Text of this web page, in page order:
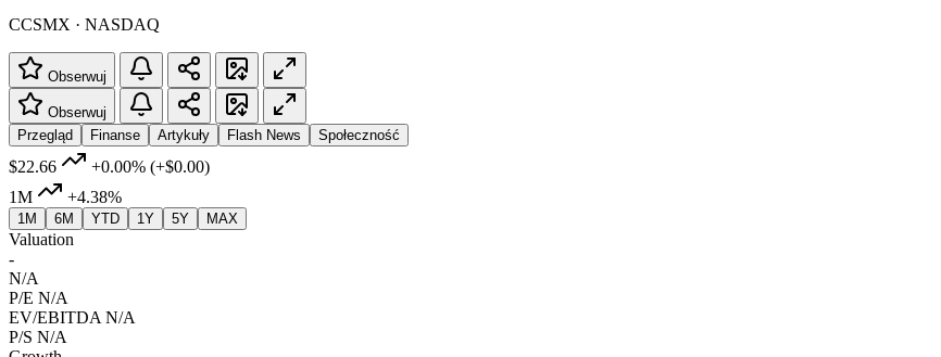
CCSMX · NASDAQ
Obserwuj
Obserwuj
Przegląd
Finanse Artykuły Flash News Społeczność
$22.66 +0.00% (+$0.00)
1M
+4.38%
1M 6M YTD 1Y 5Y MAX
Valuation
-
N/A
P/E N/A
EV/EBITDA N/A
P/S N/A